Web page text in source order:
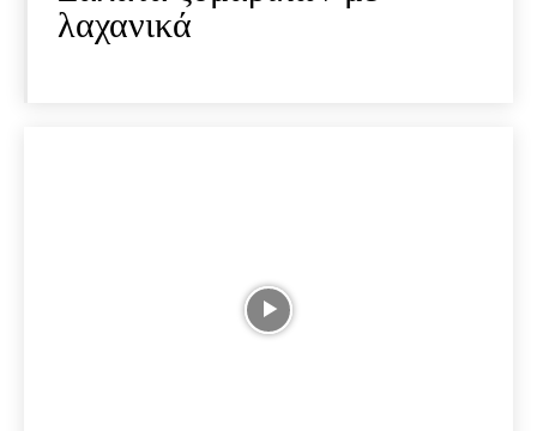
λαχανικά